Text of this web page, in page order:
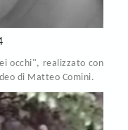
occhi", realizzato con
di Matteo Comini.